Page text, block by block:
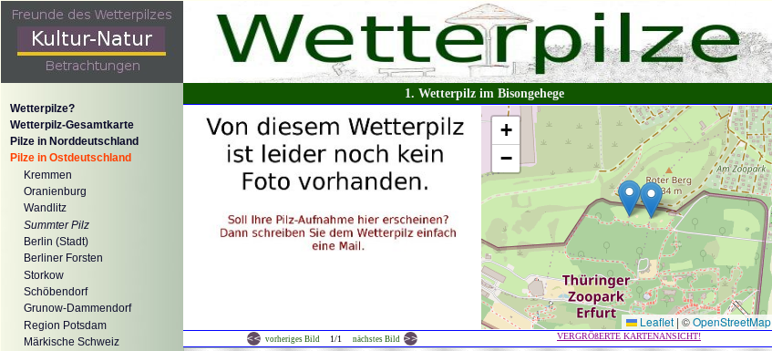
Wetterpilze?
Wetterpilz-Gesamtkarte
Pilze in Norddeutschland
Pilze in Ostdeutschland
Kremmen
Oranienburg
Wandlitz
Summter Pilz
Berlin (Stadt)
Berliner Forsten
Storkow
Schöbendorf
Grunow-Dammendorf
Region Potsdam
Märkische Schweiz
1. Wetterpilz im Bisongehege
+
−
Leaflet | ©OpenStreetMap
vorheriges Bild 1/1 nächstes Bild VERGRÖßERTE KARTENANSICHT!